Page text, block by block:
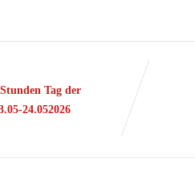
Tag der
24.052026